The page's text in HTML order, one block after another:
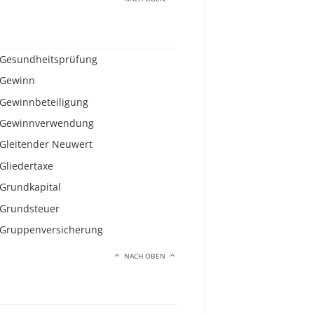
Gesundheitsprüfung
Gewinn
Gewinnbeteiligung
Gewinnverwendung
Gleitender Neuwert
Gliedertaxe
Grundkapital
Grundsteuer
Gruppenversicherung
NACH OBEN